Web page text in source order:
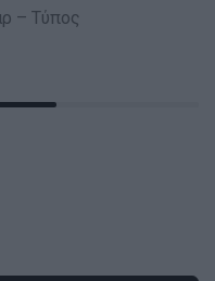
– Τύπος